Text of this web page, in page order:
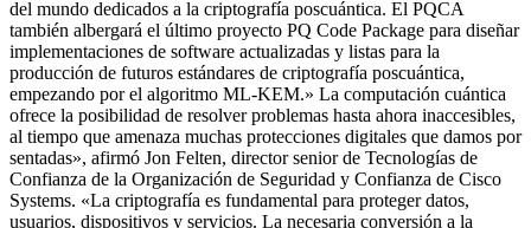
del mundo dedicados a la criptografía poscuántica. El PQCA
también albergará el último proyecto PQ Code Package para diseñar
implementaciones de software actualizadas y listas para la
producción de futuros estándares de criptografía poscuántica,
empezando por el algoritmo ML-KEM.» La computación cuántica
ofrece la posibilidad de resolver problemas hasta ahora inaccesibles,
al tiempo que amenaza muchas protecciones digitales que damos por
sentadas», afirmó Jon Felten, director senior de Tecnologías de
Confianza de la Organización de Seguridad y Confianza de Cisco
Systems. «La criptografía es fundamental para proteger datos,
usuarios, dispositivos y servicios. La necesaria conversión a la